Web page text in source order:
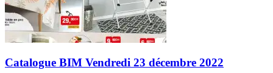
Catalogue BIM Vendredi 23 décembre 2022